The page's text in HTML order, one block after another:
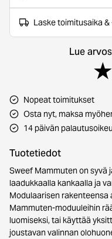
Laske toimitusaika
Lue
Nopeat toimitukset
Osta nyt, maksa
14 päivän
Tuotetiedot
Sweef Mammuten on syvä
laadukkaalla kankaalla ja
Modulaarisen rakenteensa
Mammuten-moduuleihin
luomiseksi, tai käyttää
joustavan valinnan